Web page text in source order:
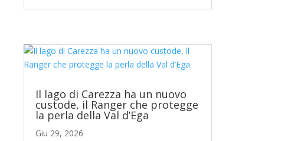
Il lago di Carezza ha un nuovo
custode, il Ranger che protegge
la perla della Val d’Ega
Giu 29, 2026